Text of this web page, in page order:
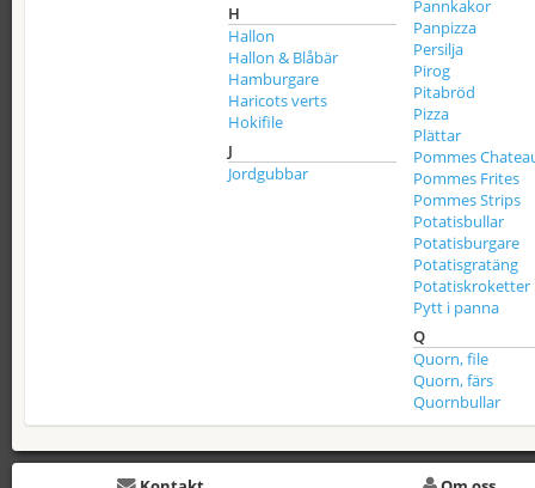
H
Hallon
Hallon & Blåbär
Hamburgare
Haricots verts
Hokifile
J
Jordgubbar
Pannkakor
Panpizza
Persilja
Pirog
Pitabröd
Pizza
Plättar
Pommes
Pommes Frites
Pommes Strips
Potatisbullar
Potatisburgare
Potatisgratäng
Potatiskroketter
Pytt i panna
Q
Quorn, file
Quorn, färs
Quornbullar